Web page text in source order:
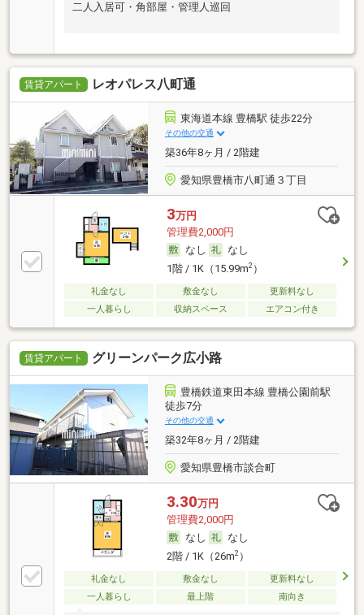
二人入居可・角部屋・管理人巡回
賃貸アパート レオパレス八町通
東海道本線 豊橋駅 徒歩22分
その他の交通
築36年8ヶ月 / 2階建
愛知県豊橋市八町通３丁目
3万円
管理費2,000円
なし
なし
1階 / 1K（15.99m2）
礼金なし 敷金なし
更新料なし
一人暮らし
収納スペース エアコン付き
賃貸アパート グリーンパーク広小路
豊橋鉄道東田本線 豊橋公園前駅
徒歩7分
その他の交通
築32年8ヶ月 / 2階建
愛知県豊橋市談合町
3.30万円
管理費2,000円
なし
なし
2階 / 1K（26m2）
礼金なし 敷金なし
更新料なし
一人暮らし
最上階 南向き